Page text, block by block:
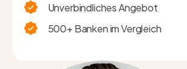
Unverbindliches Angebot
500+ Banken im Vergleich